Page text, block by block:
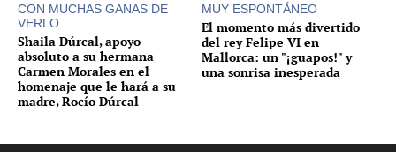
CON MUCHAS GANAS DE
VERLO
Shaila Dúrcal, apoyo
absoluto a su hermana
Carmen Morales en el
homenaje que le hará a su
madre, Rocío Dúrcal
MUY ESPONTÁNEO
El momento más divertido
del rey Felipe VI en
Mallorca: un "¡guapos!" y
una sonrisa inesperada